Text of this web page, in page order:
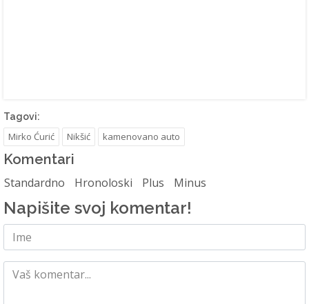
Tagovi:
Mirko Ćurić Nikšić kamenovano auto
Komentari
Standardno Hronoloski Plus Minus
Napišite svoj komentar!